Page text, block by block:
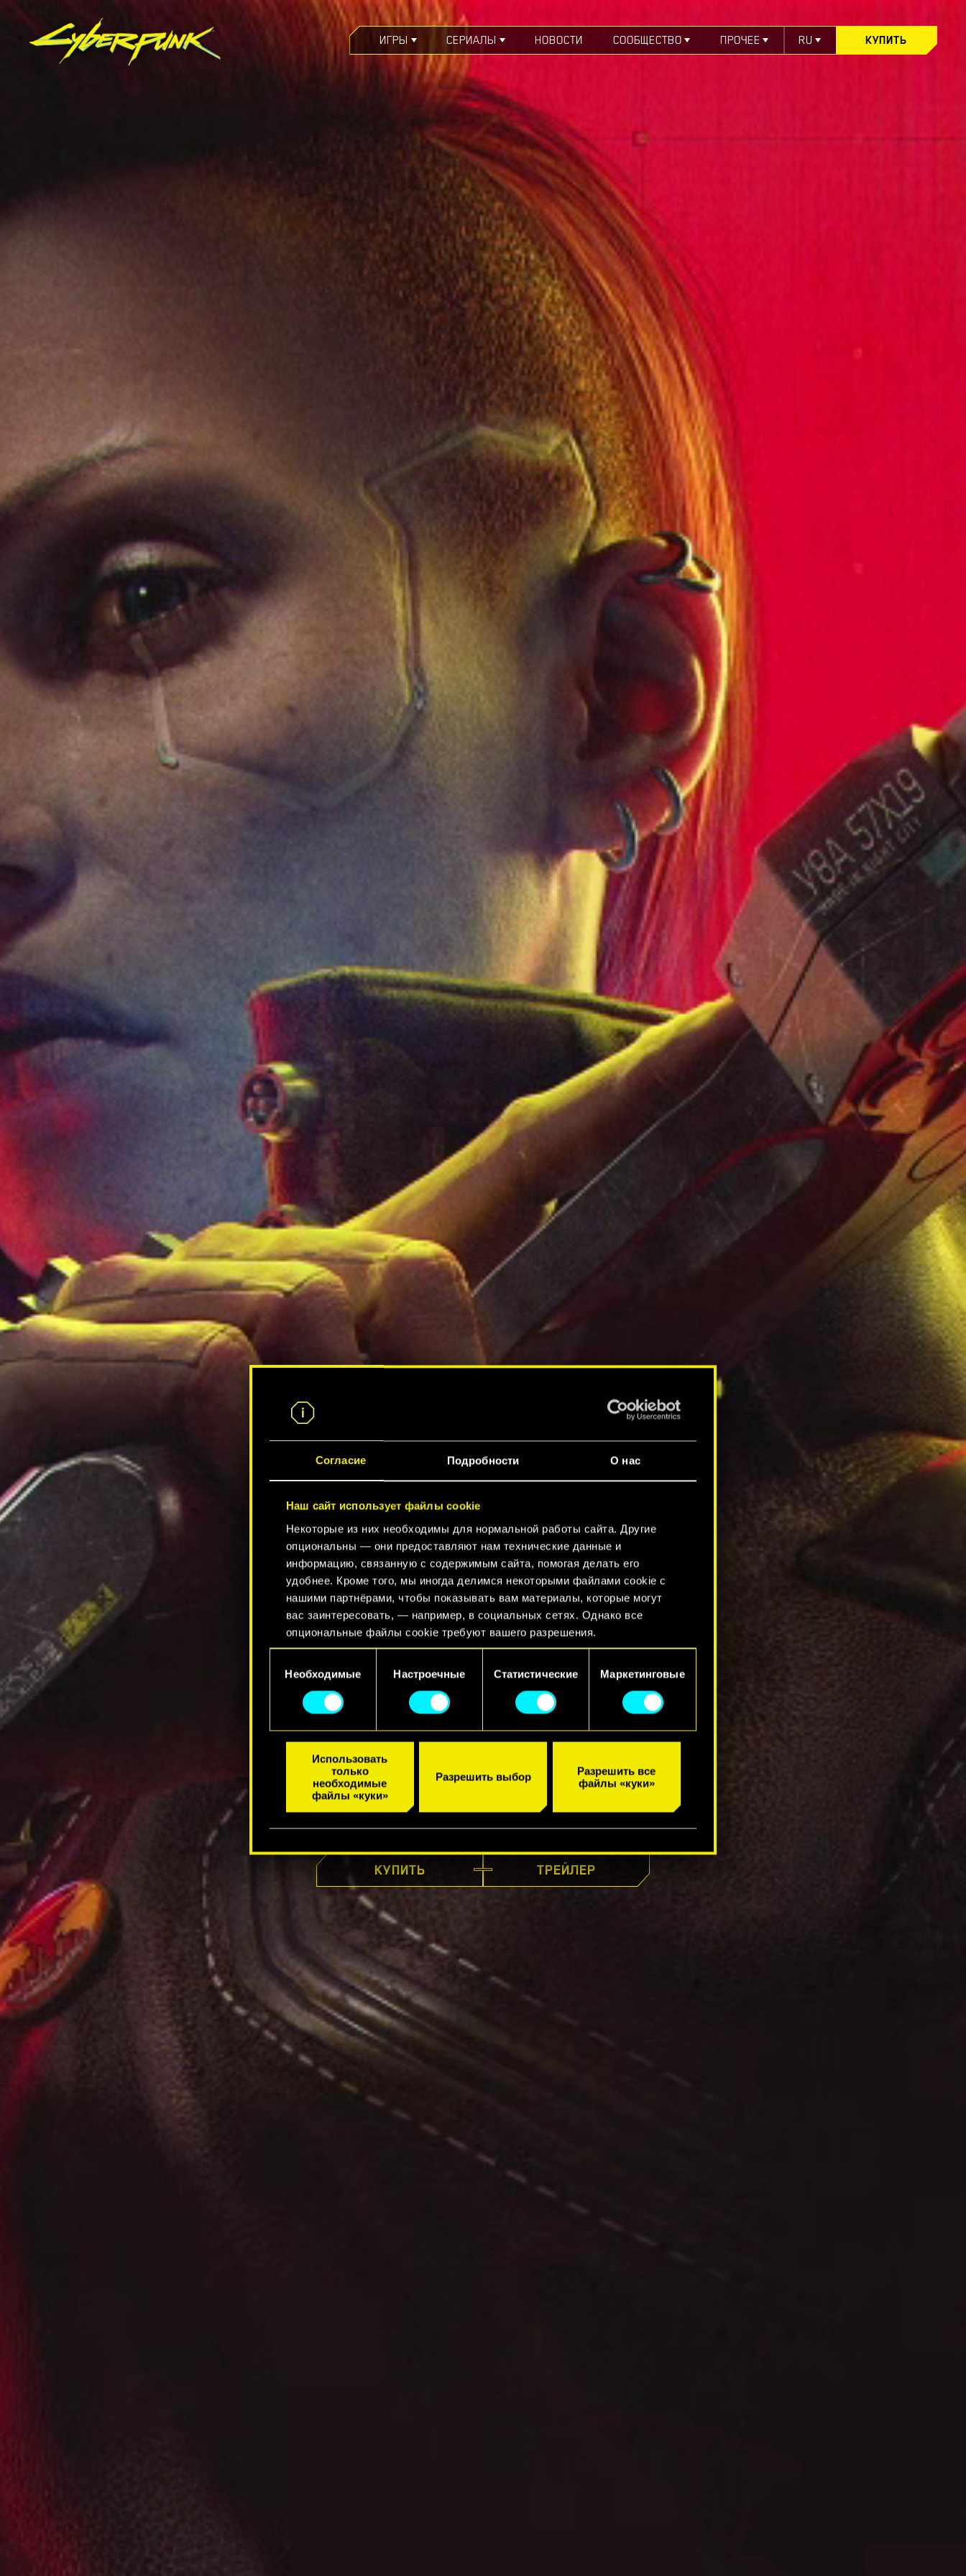
Согласие Подробности О нас
Наш сайт использует файлы cookie
Некоторые из них необходимы для нормальной работы сайта. Другие
опциональны — они предоставляют нам технические данные и
информацию, связанную с содержимым сайта, помогая делать его
удобнее. Кроме того, мы иногда делимся некоторыми файлами cookie с
нашими партнёрами, чтобы показывать вам материалы, которые могут
вас заинтересовать, — например, в социальных сетях. Однако все
опциональные файлы cookie требуют вашего разрешения.
cookie, и изменить связанные с ними параметры можно в меню
«Настройки» ниже.
согласия
Необходимые Настроечные Статистические Маркетинговые
Использовать
только
необходимые
файлы «куки»
Разрешить выбор
Разрешить все
файлы «куки»
ИГРЫ СЕРИАЛЫ НОВОСТИ СООБЩЕСТВО ПРОЧЕЕ RU КУПИТЬ
КУПИТЬ ТРЕЙЛЕР